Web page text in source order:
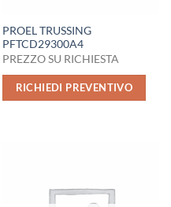
PROEL TRUSSING
PFTCD29300A4
PREZZO SU RICHIESTA
RICHIEDI PREVENTIVO